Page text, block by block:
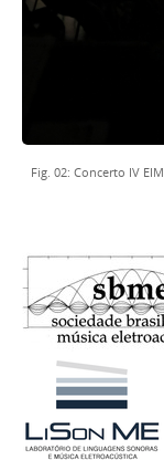
Fig. 02: Concerto IV